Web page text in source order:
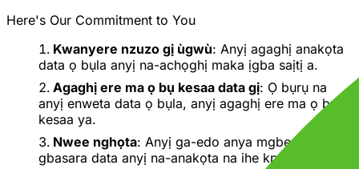
Here's Our Commitment to You
Kwanyere nzuzo gị ùgwù: Anyị agaghị anakọta
data ọ bụla anyị na-achọghị maka ịgba saịtị a.
Agaghị ere ma ọ bụ kesaa data gị: Ọ bụrụ na
anyị enweta data ọ bụla, anyị agaghị ere ma ọ bụ
kesaa ya.
Nwee nghọta: Anyị ga-edo anya mgbe niile
gbasara data anyị na-anakọta na ihe kpatara ya.